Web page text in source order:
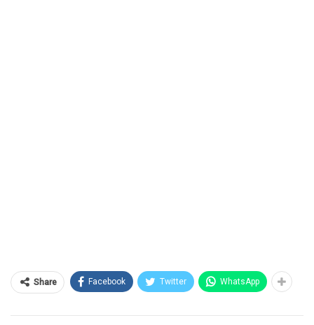
Share Facebook Twitter WhatsApp